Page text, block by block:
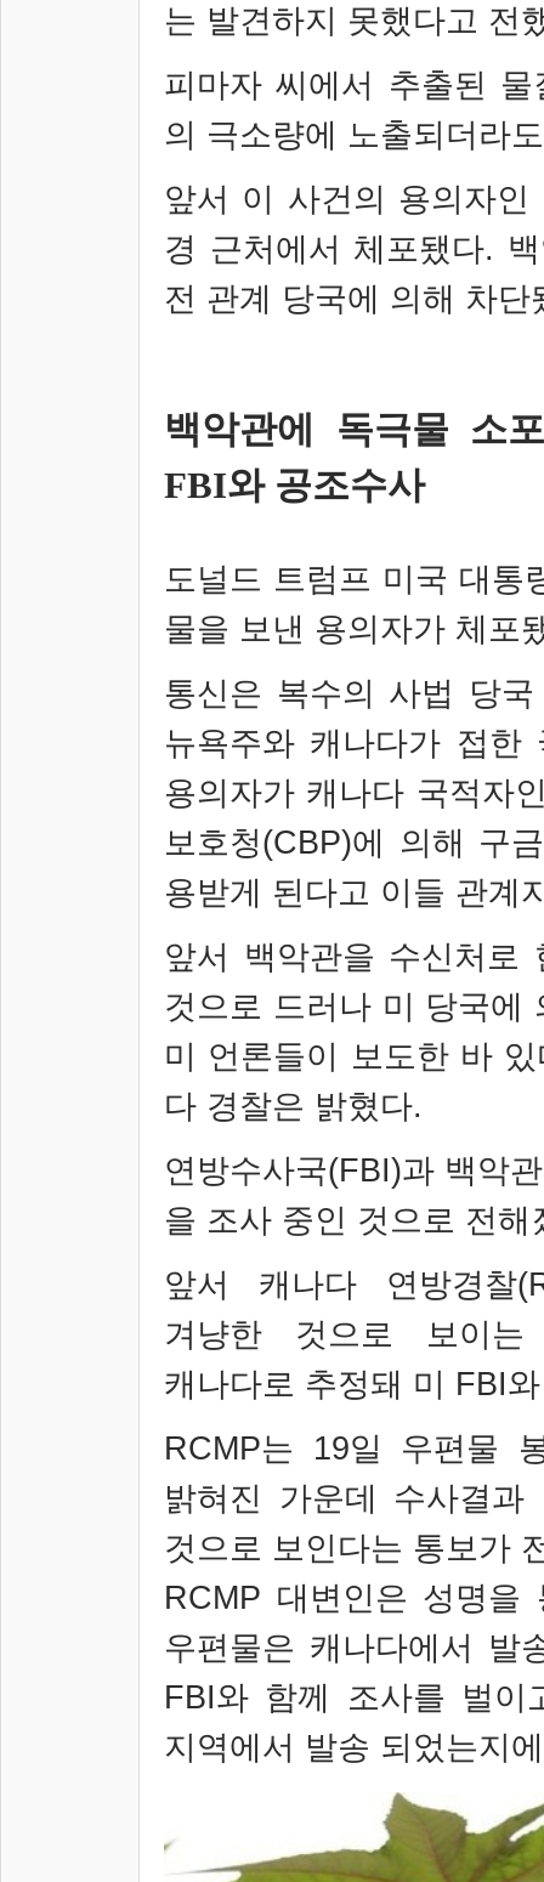
는 발견하지 못했다고 전
피마자 씨에서 추출된
의 극소량에 노출되더라
앞서 이 사건의 용의자
경 근처에서 체포됐다.
전 관계 당국에 의해 차단
백악관에 독극물 소
FBI와 공조수사
도널드 트럼프 미국 대통
물을 보낸 용의자가 체포
통신은 복수의 사법 당
뉴욕주와 캐나다가 접한
용의자가 캐나다 국적자
보호청(CBP)에 의해 구
용받게 된다고 이들 관계
앞서 백악관을 수신처로
것으로 드러나 미 당국에
미 언론들이 보도한 바 있
다 경찰은 밝혔다.
연방수사국(FBI)과 백악
을 조사 중인 것으로 전해
앞서 캐나다 연방경찰
겨냥한 것으로 보이
캐나다로 추정돼 미 FBI
RCMP는 19일 우편물
밝혀진 가운데 수사결
것으로 보인다는 통보가
RCMP 대변인은 성명을
우편물은 캐나다에서 발
FBI와 함께 조사를 벌이
지역에서 발송 되었는지